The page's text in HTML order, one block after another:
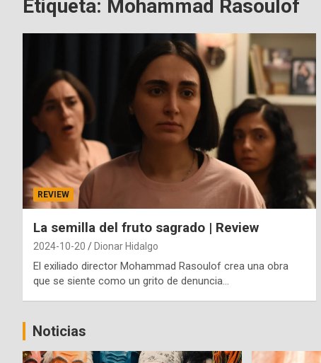
Etiqueta: Mohammad Rasoulof
REVIEW
La semilla del fruto sagrado | Review
2024-10-20 Dionar Hidalgo
El exiliado director Mohammad Rasoulof crea una obra
que se siente como un grito de denuncia…
Noticias